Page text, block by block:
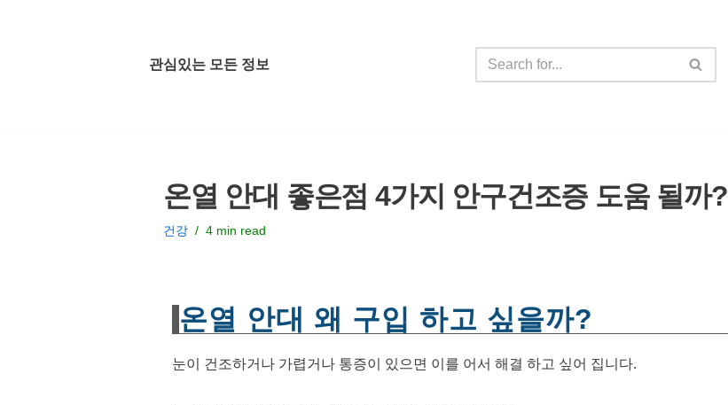
관심있는 모든 정보
온열 안대 좋은점 4가지 안구건조증 도움 될까?
건강 4 min read
온열 안대 왜 구입 하고 싶을까?
눈이 건조하거나 가렵거나 통증이 있으면 이를 어서 해결 하고 싶어 집니다.